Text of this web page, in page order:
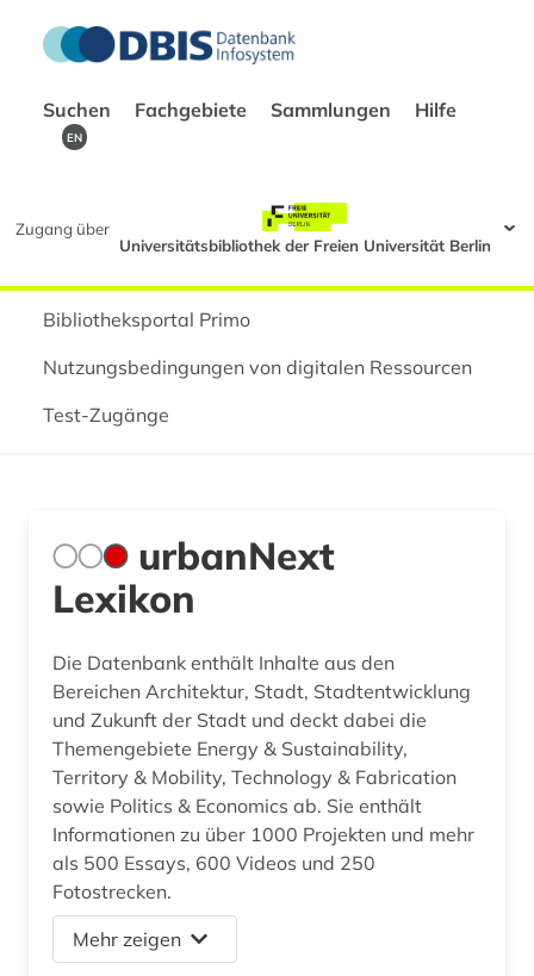
Suchen Fachgebiete Sammlungen Hilfe
EN
Zugang über
Universitätsbibliothek der Freien Universität Berlin
Bibliotheksportal Primo
Nutzungsbedingungen von digitalen Ressourcen
Test-Zugänge
urbanNext
Lexikon
Die Datenbank enthält Inhalte aus den
Bereichen Architektur, Stadt, Stadtentwicklung
und Zukunft der Stadt und deckt dabei die
Themengebiete Energy & Sustainability,
Territory & Mobility, Technology & Fabrication
sowie Politics & Economics ab. Sie enthält
Informationen zu über 1000 Projekten und mehr
als 500 Essays, 600 Videos und 250
Fotostrecken.
Mehr zeigen